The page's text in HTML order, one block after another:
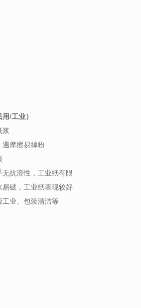
/工业）
浆
遇摩擦易掉粉
无抗溶性，工业纸有限
易破，工业纸表现较好
工业、包装清洁等